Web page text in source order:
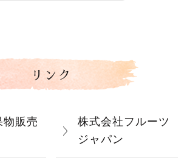
リンク
物販売
株式会社フルーツ
ジャパン